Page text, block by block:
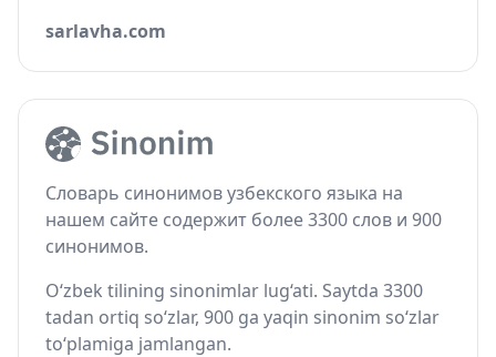
sarlavha.com
Словарь синонимов узбекского языка на
нашем сайте содержит более 3300 слов и 900
синонимов.
O‘zbek tilining sinonimlar lug‘ati. Saytda 3300
tadan ortiq so‘zlar, 900 ga yaqin sinonim so‘zlar
to‘plamiga jamlangan.